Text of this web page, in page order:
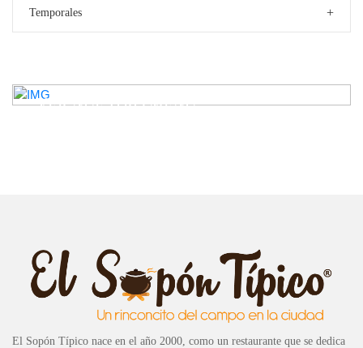
Temporales +
VER NUESTRO MENÚ
El Sopón Típico nace en el año 2000, como un restaurante que se dedica